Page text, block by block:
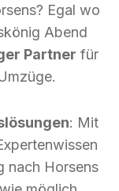
Egal wo
Abend
Partner für
: Mit
nach Horsens